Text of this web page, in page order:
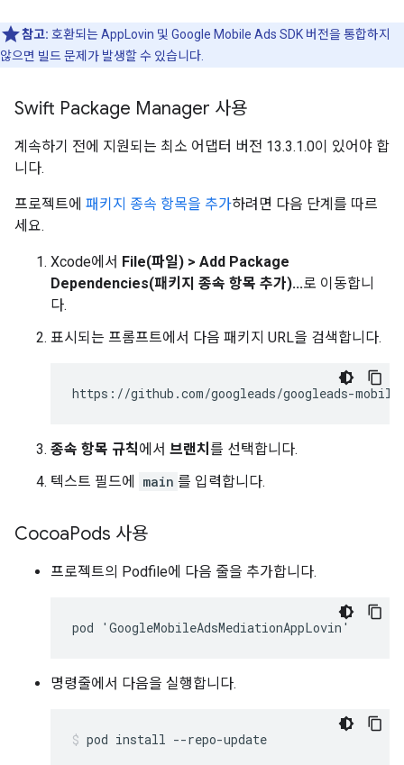
참고: 호환되는 AppLovin 및 Google Mobile Ads SDK 버전을 통합하지
않으면 빌드 문제가 발생할 수 있습니다.
Swift Package Manager 사용
계속하기 전에 지원되는 최소 어댑터 버전 13.3.1.0이 있어야 합
니다.
프로젝트에 패키지 종속 항목을 추가하려면 다음 단계를 따르
세요.
Xcode에서 File(파일) > Add Package
Dependencies(패키지 종속 항목 추가)...로 이동합니
다.
표시되는 프롬프트에서 다음 패키지 URL을 검색합니다.
종속 항목 규칙에서 브랜치 를 선택합니다.
텍스트 필드에
main 를 입력합니다.
CocoaPods 사용
프로젝트의 Podfile에 다음 줄을 추가합니다.
명령줄에서 다음을 실행합니다.
pod install --repo-update